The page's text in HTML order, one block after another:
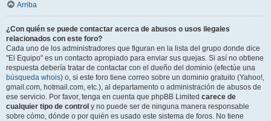
Arriba
¿Con quién se puede contactar acerca de abusos o usos ilegales
relacionados con este foro?
Cada uno de los administradores que figuran en la lista del grupo donde dice
"El Equipo" es un contacto apropiado para enviar sus quejas. Si así no obtiene
respuesta debería tratar de contactar con el dueño del dominio (efectúe una
búsqueda whois) o, si este foro tiene correo sobre un dominio gratuito (Yahoo!,
gmail.com, hotmail.com, etc.), al departamento o administración de abusos de
ese servicio. Por favor, tenga en cuenta que phpBB Limited carece de
cualquier tipo de control y no puede ser de ninguna manera responsable
sobre cómo, dónde o por quién es usado este sistema de foros. No tiene